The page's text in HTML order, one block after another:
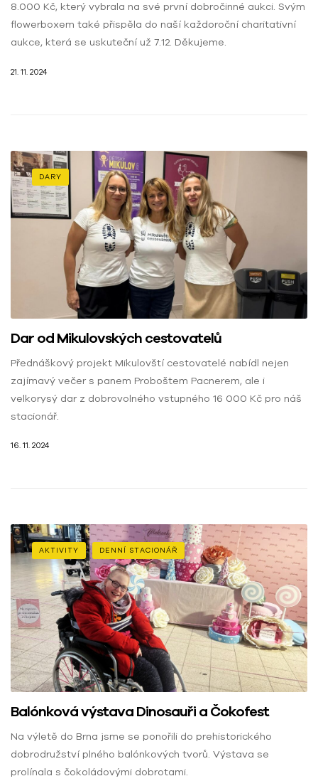
8.000 Kč, který vybrala na své první dobročinné aukci. Svým
flowerboxem také přispěla do naší každoroční charitativní
aukce, která se uskuteční už 7.12. Děkujeme.
21. 11. 2024
DARY
Dar od Mikulovských cestovatelů
Přednáškový projekt Mikulovští cestovatelé nabídl nejen
zajímavý večer s panem Proboštem Pacnerem, ale i
velkorysý dar z dobrovolného vstupného 16 000 Kč pro náš
stacionář.
16. 11. 2024
AKTIVITY DENNÍ STACIONÁŘ
Balónková výstava Dinosauři a Čokofest
Na výletě do Brna jsme se ponořili do prehistorického
dobrodružství plného balónkových tvorů. Výstava se
prolínala s čokoládovými dobrotami.